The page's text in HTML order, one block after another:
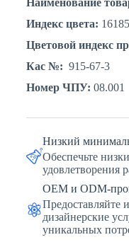
Наименование
Индекс цвета: 16185
Цветовой индекс
Кас №: 915-67-3
Номер ЧПУ: 08.001
Низкий
Обеспечьте
удовлетворения
OEM и ODM-
Предоставляйте
дизайнерские
уникальных